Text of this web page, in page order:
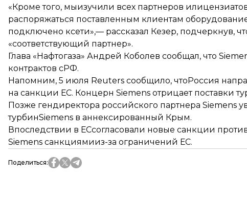
«Кроме того, мыизучили всех партнеров
распоряжаться поставленным клиентам
подключено ксети»,— рассказал Кезер, подчеркнув,
«соответствующий партнер».
Глава «Нафтогаза» Андрей Коболев сообщал, что
контрактов сРФ.
Напомним, 5 июля Reuters сообщило, чтоРоссия
на санкции ЕС. Концерн Siemens отрицает поставки
Позже гендиректора российского партнера Siemens
турбинSiemens в аннексированный Крым.
Впоследствии в ЕСсогласовали новые санкции
Siemens санкциямииз-за ограничений ЕС.
Поделиться: